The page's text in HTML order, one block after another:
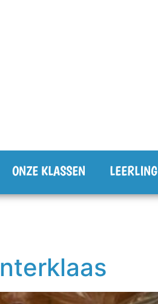
ONZE KLASSEN LEERLING